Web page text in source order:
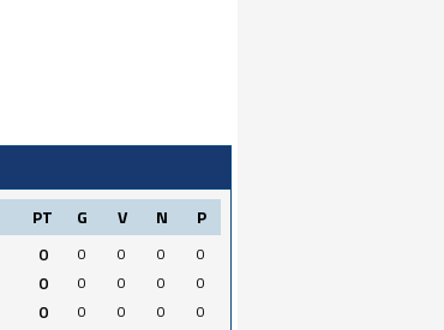
PT G V N P
0 0 0 0
0
0 0 0 0
0
0 0 0 0
0